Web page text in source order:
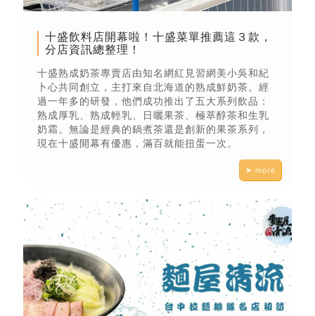
十盛飲料店開幕啦！十盛菜單推薦這３款，
分店資訊總整理！
十盛熟成奶茶專賣店由知名網紅見習網美小吳和紀
卜心共同創立，主打來自北海道的熟成鮮奶茶。經
過一年多的研發，他們成功推出了五大系列飲品：
熟成厚乳、熟成輕乳、日曬果茶、極萃醇茶和生乳
奶霜。無論是經典的鍋煮茶還是創新的果茶系列，
現在十盛開幕有優惠，滿百就能扭蛋一次。
➤ more